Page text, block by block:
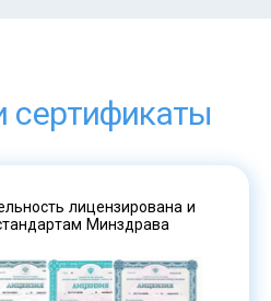
сертификаты
лицензирована и
Минздрава